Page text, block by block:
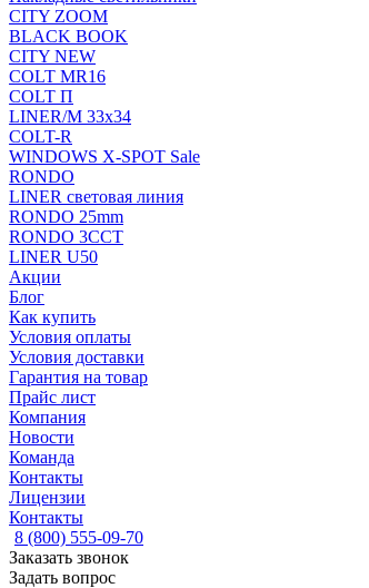
CITY ZOOM
BLACK BOOK
CITY NEW
COLT MR16
COLT П
LINER/М 33х34
COLT-R
WINDOWS X-SPOT Sale
RONDO
LINER световая линия
RONDO 25mm
RONDO 3CCT
LINER U50
Акции
Блог
Как купить
Условия оплаты
Условия доставки
Гарантия на товар
Прайс лист
Компания
Новости
Команда
Контакты
Лицензии
Контакты
8 (800) 555-09-70
Заказать звонок
Задать вопрос